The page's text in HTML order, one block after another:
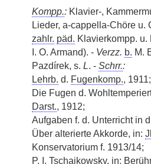
Kompp.: Klavier-,
Lieder, a-cappella-Chöre u.
zahlr. päd. Klavierkompp.
I. O. Armand). - Verzz. b. M.
Pazdírek, s. L. - Schrr.:
Lehrb. d. Fugenkomp., 1911;
Die Fugen d.
Darst., 1912;
Aufgaben f. d. Unterricht in
Über alterierte Akkorde, in:
Konservatorium f. 1913/14;
P. I. Tschaikowsky, in: